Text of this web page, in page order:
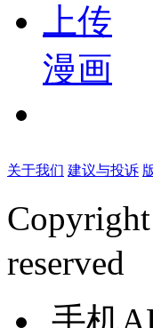
上传
漫画
关于我们 建议与投诉
reserved
手机